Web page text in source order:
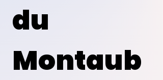
du
Montaub